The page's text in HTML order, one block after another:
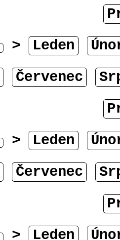
> Leden
Červenec
> Leden
Červenec
> Leden